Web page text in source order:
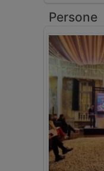
Persone